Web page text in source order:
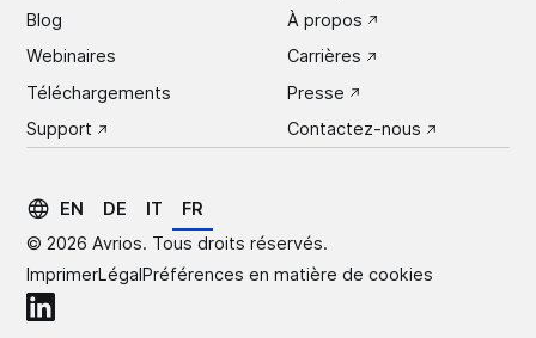
Blog
Webinaires
Téléchargements
Support
À propos
Carrières
Presse
Contactez-nous
EN DE IT
FR
© 2026 Avrios. Tous droits réservés.
ImprimerLégalPréférences en matière de cookies